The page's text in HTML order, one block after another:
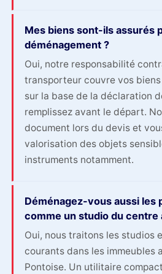
Mes biens sont-ils assurés
déménagement ?
Oui, notre responsabilité
transporteur couvre vos
sur la base de la déclaration
remplissez avant le départ.
document lors du devis et
valorisation des objets
instruments notamment.
Déménagez-vous aussi les
comme un studio du centre
Oui, nous traitons les studios
courants dans les immeubles
Pontoise. Un utilitaire